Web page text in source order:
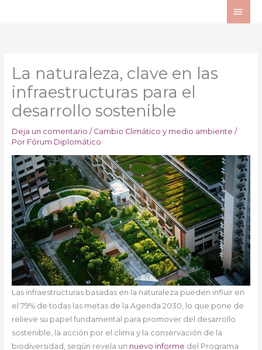
La naturaleza, clave en las
infraestructuras para el
desarrollo sostenible
Deja un comentario / Cambio Climático y medio ambiente /
Por Fórum Diplomático
Las infraestructuras basadas en la naturaleza pueden influir en
el 79% de todas las metas de la Agenda 2030, lo que pone de
relieve su papel fundamental para promover del desarrollo
sostenible, la acción por el clima y la conservación de la
biodiversidad, según revela un nuevo informe del Programa